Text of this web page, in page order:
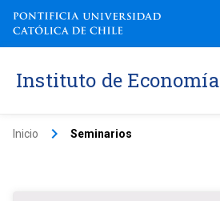
Instituto de Economía
Inicio keyboard_arrow_right Seminarios